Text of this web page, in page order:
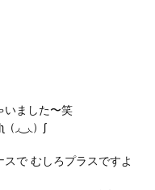
いました〜笑
◞‿◟）ʃ
で むしろプラスですよ